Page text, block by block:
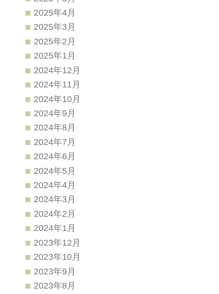
2025年4月
2025年3月
2025年2月
2025年1月
2024年12月
2024年11月
2024年10月
2024年9月
2024年8月
2024年7月
2024年6月
2024年5月
2024年4月
2024年3月
2024年2月
2024年1月
2023年12月
2023年10月
2023年9月
2023年8月